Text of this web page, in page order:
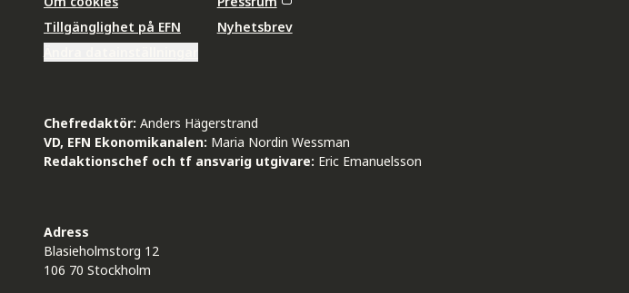
Tillgänglighet på EFN
Nyhetsbrev
Chefredaktör: Anders Hägerstrand
VD, EFN Ekonomikanalen: Maria Nordin Wessman
Redaktionschef och tf ansvarig utgivare: Eric Emanuelsson
Adress
Blasieholmstorg 12
106 70 Stockholm